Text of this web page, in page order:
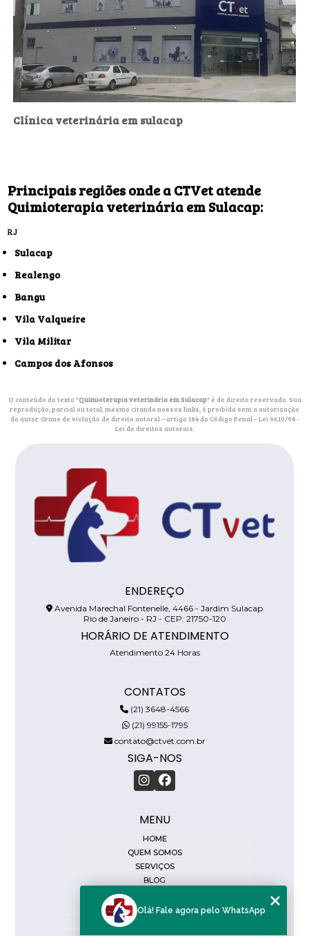
Clínica veterinária em sulacap
Principais regiões onde a CTVet atende
Quimioterapia veterinária em Sulacap:
RJ
Sulacap
Realengo
Bangu
Vila Valqueire
Vila Militar
Campos dos Afonsos
O conteúdo do texto "Quimioterapia veterinária em Sulacap" é de direito reservado. Sua
reprodução, parcial ou total, mesmo citando nossos links, é proibida sem a autorização
do autor. Crime de violação de direito autoral – artigo 184 do Código Penal –Lei 9610/98 -
Lei de direitos autorais.
ENDEREÇO
Avenida Marechal Fontenelle, 4466 - Jardim Sulacap
Rio de Janeiro - RJ - CEP: 21750-120
HORÁRIO DE ATENDIMENTO
Atendimento 24 Horas
CONTATOS
(21) 3648-4566
(21) 99155-1795
contato@ctvet.com.br
SIGA-NOS
MENU
HOME
QUEM SOMOS
SERVIÇOS
BLOG
DIAGNÓSTICO RÁPIDO
CONTATO
CATEGORIAS
Olá! Fale agora pelo WhatsApp